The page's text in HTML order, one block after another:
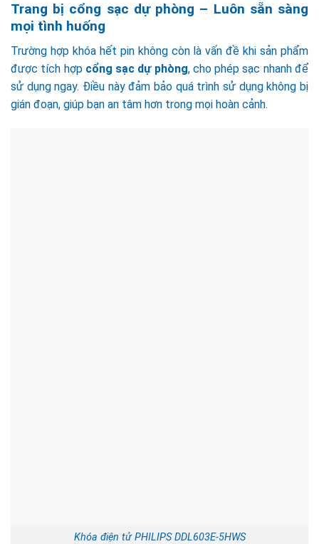
Trang bị cổng sạc dự phòng – Luôn sẵn sàng
mọi tình huống
Trường hợp khóa hết pin không còn là vấn đề khi sản phẩm
được tích hợp cổng sạc dự phòng, cho phép sạc nhanh để
sử dụng ngay. Điều này đảm bảo quá trình sử dụng không bị
gián đoạn, giúp bạn an tâm hơn trong mọi hoàn cảnh.
Khóa điện tử PHILIPS DDL603E-5HWS